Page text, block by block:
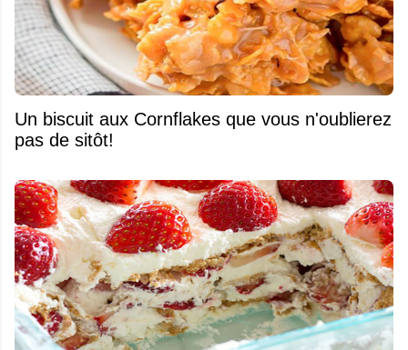
Un biscuit aux Cornflakes que vous n'oublierez
pas de sitôt!